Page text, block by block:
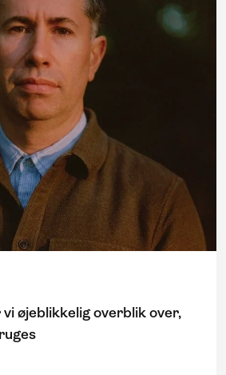
øjeblikkelig overblik over,